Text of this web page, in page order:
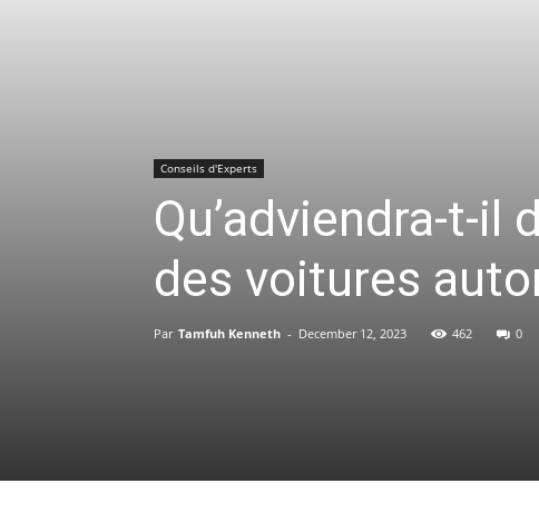
Conseils d'Experts
Qu’adviendra-t-il
des voitures
Par Tamfuh Kenneth - December 12, 2023 462 0